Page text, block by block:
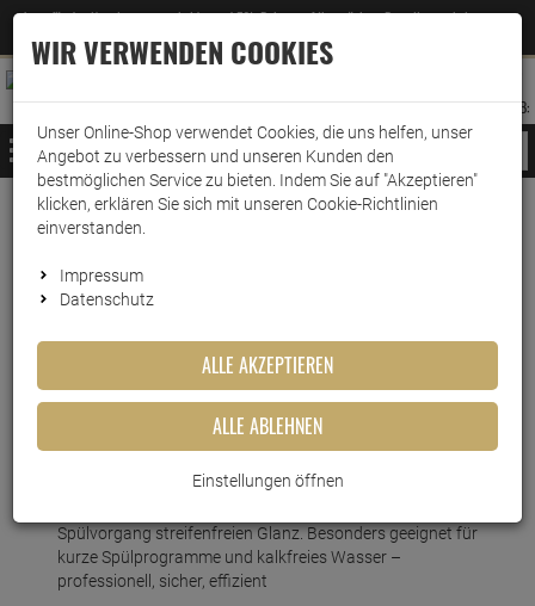
Jetzt für den Newsletter entscheiden und 5% Rabatt auf Ihre nächste Bestellung erhalten
–Zum Newsletter
ANMELDEN
AUFKLAPPEN
MERKZETTEL
WARENKORB:
MENÜ
Weiter einkaufen www.wark24.de Hotel- & Gastrobedarf
Dr. Becher Galakor F3 Reiniger
Dr. Becher Galakor F3 Reiniger
10015679
Spülvorgang streifenfreien Glanz. Besonders geeignet für
kurze Spülprogramme und kalkfreies Wasser –
professionell, sicher, effizient
WIR VERWENDEN COOKIES
Unser Online-Shop verwendet Cookies, die uns helfen, unser
Angebot zu verbessern und unseren Kunden den
bestmöglichen Service zu bieten. Indem Sie auf "Akzeptieren"
klicken, erklären Sie sich mit unseren Cookie-Richtlinien
einverstanden.
Impressum
Datenschutz
ALLE AKZEPTIEREN
ALLE ABLEHNEN
Einstellungen öffnen